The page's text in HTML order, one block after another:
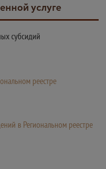
услуге
субсидий
реестре
в Региональном реестре